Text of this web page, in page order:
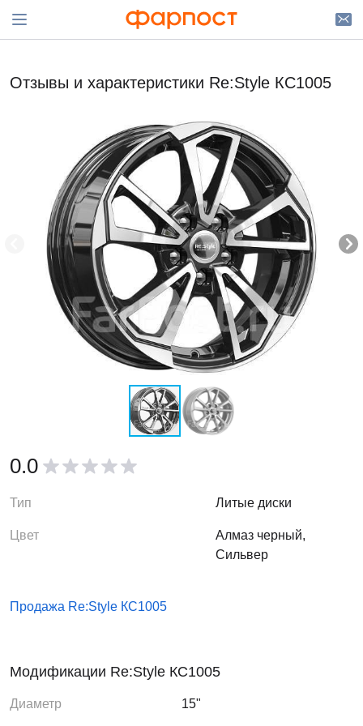
Отзывы и характеристики Re:Style КС1005
0.0
Тип Литые диски
Цвет
Алмаз черный,
Сильвер
Продажа Re:Style КС1005
Модификации Re:Style КС1005
Диаметр 15"